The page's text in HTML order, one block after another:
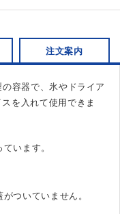
注文案内
容器で、氷やドライア
を入れて使用できま
います。
ついていません。